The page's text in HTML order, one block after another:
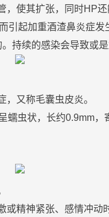
，使其扩张，同时HP还
引起加重酒渣鼻炎症发
持续的感染会导致或
又称毛囊虫皮炎。
虫状，长约0.9mm，
或精神紧张、感情冲动